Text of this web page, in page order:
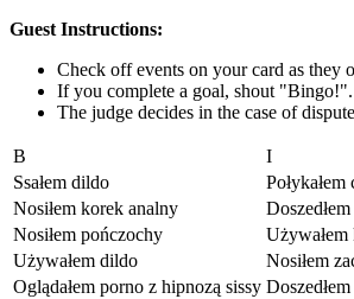
Guest Instructions:
Check off events on your card as they
If you complete a goal, shout
The judge decides in the case of
B I
Ssałem dildo
Nosiłem korek analny
Nosiłem pończochy
Używałem dildo
Nosiłem
Oglądałem porno z hipnozą sissy